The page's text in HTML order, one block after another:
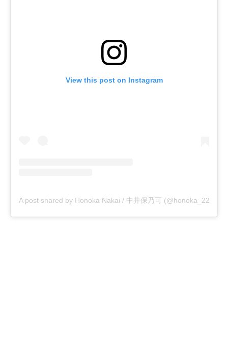
View this post on Instagram
A post shared by Honoka Nakai / 中井保乃可 (@honoka_226)